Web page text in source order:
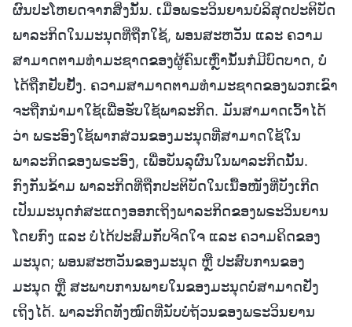
ຜົນປະໂຫຍດຈາກສິ່ງນັ້ນ. ເມື່ອພຣະວິນຍານບໍລິສຸດປະຕິບັດ
ພາລະກິດໃນມະນຸດທີ່ຖືກໃຊ້, ພອນສະຫວັນ ແລະ ຄວາມ
ສາມາດຕາມທຳມະຊາດຂອງຜູ້ຄົນເຫຼົ່ານັ້ນກໍມີບົດບາດ, ບໍ່
ໄດ້ຖືກຢັບຢັ້ງ. ຄວາມສາມາດຕາມທຳມະຊາດຂອງພວກເຂົາ
ຈະຖືກນໍາມາໃຊ້ເພື່ອຮັບໃຊ້ພາລະກິດ. ມັນສາມາດເວົ້າໄດ້
ວ່າ ພຣະອົງໃຊ້ພາກສ່ວນຂອງມະນຸດທີ່ສາມາດໃຊ້ໃນ
ພາລະກິດຂອງພຣະອົງ, ເພື່ອບັນລຸຜົນໃນພາລະກິດນັ້ນ.
ກົງກັນຂ້າມ ພາລະກິດທີ່ຖືກປະຕິບັດໃນເນື້ອໜັງທີ່ບັງເກີດ
ເປັນມະນຸດກໍສະແດງອອກເຖິງພາລະກິດຂອງພຣະວິນຍານ
ໂດຍກົງ ແລະ ບໍ່ໄດ້ປະສົມກັບຈິດໃຈ ແລະ ຄວາມຄິດຂອງ
ມະນຸດ; ພອນສະຫວັນຂອງມະນຸດ ຫຼື ປະສົບການຂອງ
ມະນຸດ ຫຼື ສະພາບການພາຍໃນຂອງມະນຸດບໍ່ສາມາດຢັ່ງ
ເຖິງໄດ້. ພາລະກິດທັງໝົດທີ່ນັບບໍ່ຖ້ວນຂອງພຣະວິນຍານ